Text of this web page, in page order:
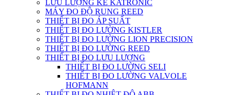
LƯU LƯỢNG KẾ KATRONIC
MÁY ĐO ĐỘ RUNG REED
THIẾT BỊ ĐO ÁP SUẤT
THIẾT BỊ ĐO LƯỜNG KISTLER
THIẾT BỊ ĐO LƯỜNG LION PRECISION
THIẾT BỊ ĐO LƯỜNG REED
THIẾT BỊ ĐO LƯU LƯỢNG
THIẾT BỊ ĐO LƯỜNG SELI
THIẾT BỊ ĐO LƯỜNG VALVOLE
HOFMANN